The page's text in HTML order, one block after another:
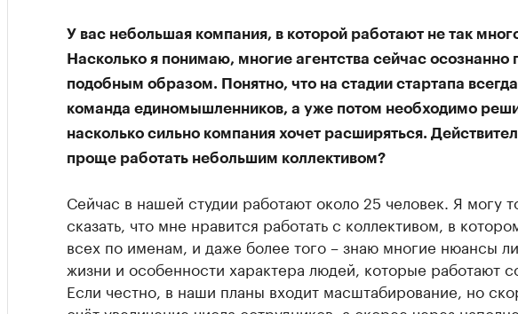
У вас небольшая компания, в которой работают не так
Насколько я понимаю, многие агентства сейчас осознанно
подобным образом. Понятно, что на стадии стартапа
команда единомышленников, а уже потом необходимо
насколько сильно компания хочет расширяться.
проще работать небольшим коллективом?
Сейчас в нашей студии работают около 25 человек. Я могу
сказать, что мне нравится работать с коллективом, в
всех по именам, и даже более того – знаю многие нюансы
жизни и особенности характера людей, которые работают
Если честно, в наши планы входит масштабирование, но